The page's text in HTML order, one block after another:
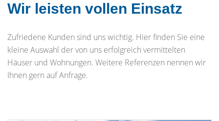
Wir leisten vollen Einsatz
Zufriedene Kunden sind uns wichtig. Hier finden Sie eine
kleine Auswahl der von uns erfolgreich vermittelten
Häuser und Wohnungen. Weitere Referenzen nennen wir
Ihnen gern auf Anfrage.